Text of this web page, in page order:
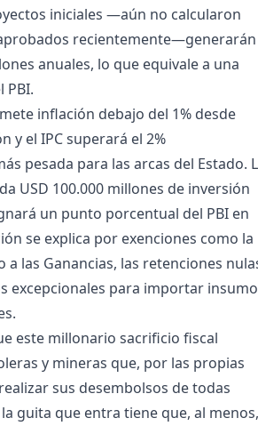
iniciales —aún no calcularon
recientemente—generarán
anuales, lo que equivale a una
PBI.
inflación debajo del 1% desde
y el IPC superará el 2%
pesada para las arcas del Estado.
USD 100.000 millones de inversión
un punto porcentual del PBI en
se explica por exenciones como la
las Ganancias, las retenciones
excepcionales para importar
este millonario sacrificio fiscal
y mineras que, por las propias
sus desembolsos de todas
guita que entra tiene que, al menos,